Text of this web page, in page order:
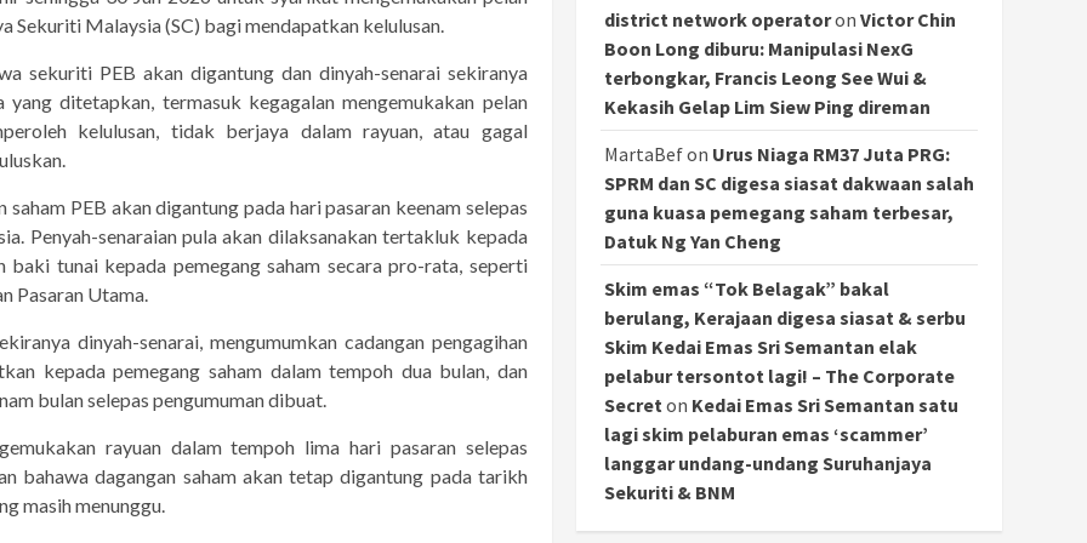
Sekuriti Malaysia (SC) bagi mendapatkan kelulusan.
sekuriti PEB akan digantung dan dinyah-senarai sekiranya
ditetapkan, termasuk kegagalan mengemukakan pelan
kelulusan, tidak berjaya dalam rayuan, atau gagal
PEB akan digantung pada hari pasaran keenam selepas
Penyah-senaraian pula akan dilaksanakan tertakluk kepada
tunai kepada pemegang saham secara pro-rata, seperti
Pasaran Utama.
dinyah-senarai, mengumumkan cadangan pengagihan
kepada pemegang saham dalam tempoh dua bulan, dan
bulan selepas pengumuman dibuat.
rayuan dalam tempoh lima hari pasaran selepas
bahawa dagangan saham akan tetap digantung pada tarikh
masih menunggu.
district network operatoron Victor Chin
Boon Long diburu: Manipulasi NexG
terbongkar, Francis Leong See Wui &
Kekasih Gelap Lim Siew Ping direman
MartaBefon Urus Niaga RM37 Juta PRG:
SPRM dan SC digesa siasat dakwaan salah
guna kuasa pemegang saham terbesar,
Datuk Ng Yan Cheng
Skim emas “Tok Belagak” bakal
berulang, Kerajaan digesa siasat & serbu
Skim Kedai Emas Sri Semantan elak
pelabur tersontot lagi! – The Corporate
Secret on Kedai Emas Sri Semantan satu
lagi skim pelaburan emas ‘scammer’
langgar undang-undang Suruhanjaya
Sekuriti & BNM